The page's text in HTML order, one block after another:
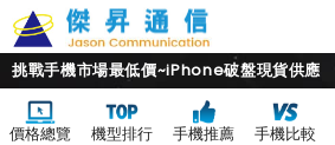
挑戰手機市場最低價~iPhone破盤現貨供應
價格總覽 機型排行 手機推薦 手機比較